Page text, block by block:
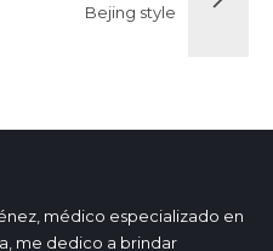
Bejing style
médico especializado en
me dedico a brindar